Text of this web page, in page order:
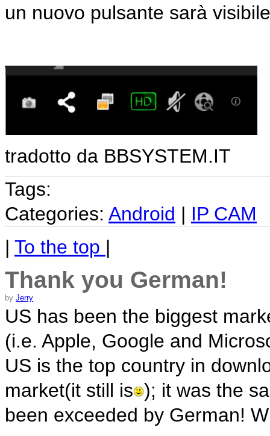
un nuovo pulsante sarà
tradotto da BBSYSTEM.IT
Tags:
Categories: Android | IP CAM
| To the top |
Thank you German!
by Jerry
US has been the biggest
(i.e. Apple, Google and
US is the top country in
market(it still is ); it was the
been exceeded by German!